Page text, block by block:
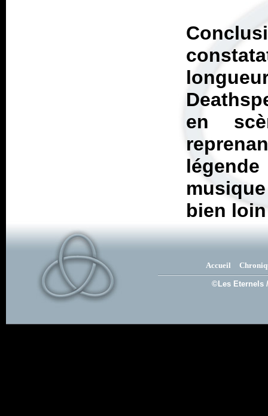
en
bien
Accueil
©Les Eternels